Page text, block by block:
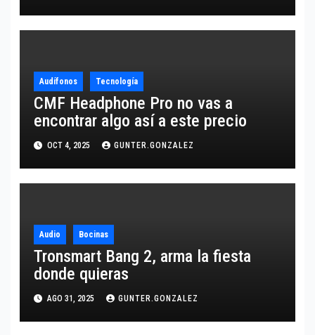
Audífonos Tecnología
CMF Headphone Pro no vas a
encontrar algo así a este precio
OCT 4, 2025 GUNTER.GONZALEZ
Audio Bocinas
Tronsmart Bang 2, arma la fiesta
donde quieras
AGO 31, 2025 GUNTER.GONZALEZ